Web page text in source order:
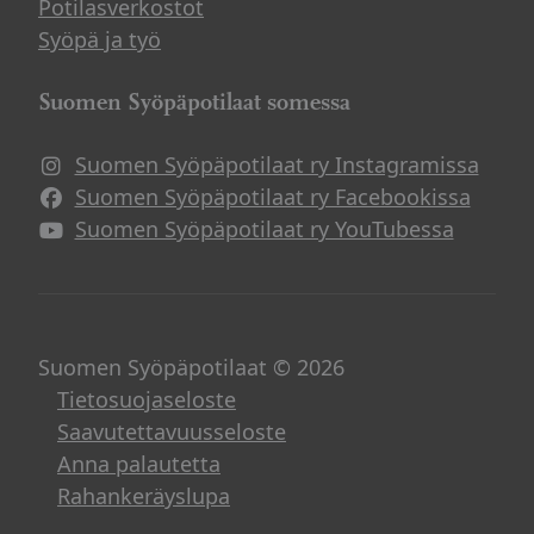
Potilasverkostot
Syöpä ja työ
Suomen Syöpäpotilaat somessa
Suomen Syöpäpotilaat ry Instagramissa
Suomen Syöpäpotilaat ry Facebookissa
Suomen Syöpäpotilaat ry YouTubessa
Suomen Syöpäpotilaat © 2026
Tietosuojaseloste
Saavutettavuusseloste
Anna palautetta
Rahankeräyslupa